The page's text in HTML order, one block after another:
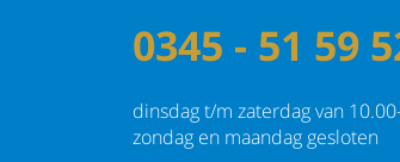
0345 - 51 59
dinsdag t/m zaterdag van
zondag en maandag gesloten